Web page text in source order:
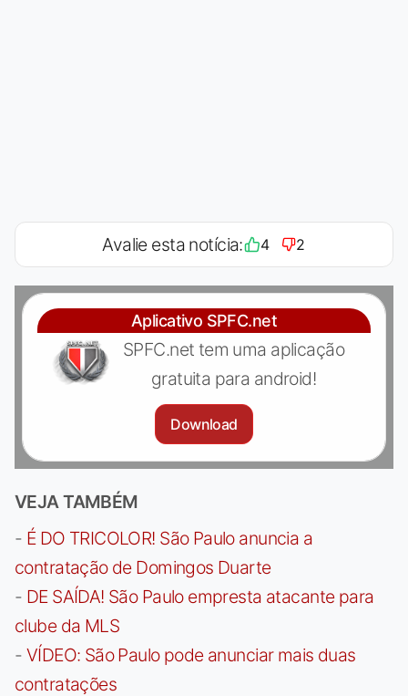
Avalie esta notícia: 4 2
Aplicativo SPFC.net
SPFC.net tem uma aplicação
gratuita para android!
Download
VEJA TAMBÉM
- É DO TRICOLOR! São Paulo anuncia a
contratação de Domingos Duarte
- DE SAÍDA! São Paulo empresta atacante para
clube da MLS
- VÍDEO: São Paulo pode anunciar mais duas
contratações